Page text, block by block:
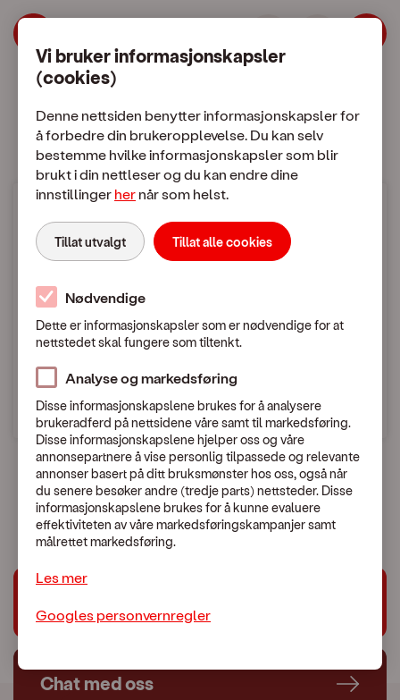
Hopp til meny
Hopp til hovedinnhold| OneCall
Mobilabonnement
Mobilpriser
Fra Norge til utlandet
Mobilpriser når du ringer eller sender SMS / MMS
En uventet feil skjedde.
Vennligst kontakt Kundeservice:479 44 444
Chat med oss
Vi bruker informasjonskapsler
(cookies)
Denne nettsiden benytter informasjonskapsler for
å forbedre din brukeropplevelse. Du kan selv
bestemme hvilke informasjonskapsler som blir
brukt i din nettleser og du kan endre dine
innstillinger her når som helst.
Tillat utvalgt Tillat alle cookies
Nødvendige
Dette er informasjonskapsler som er nødvendige for at
nettstedet skal fungere som tiltenkt.
Analyse og markedsføring
Disse informasjonskapslene brukes for å analysere
brukeradferd på nettsidene våre samt til markedsføring.
Disse informasjonskapslene hjelper oss og våre
annonsepartnere å vise personlig tilpassede og relevante
annonser basert på ditt bruksmønster hos oss, også når
du senere besøker andre (tredje parts) nettsteder. Disse
informasjonskapslene brukes for å kunne evaluere
effektiviteten av våre markedsføringskampanjer samt
målrettet markedsføring.
Les mer
Googles personvernregler